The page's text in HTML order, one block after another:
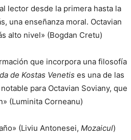
lector desde la primera hasta la
una enseñanza moral. Octavian
alto nivel» (Bogdan Cretu)
que incorpora una filosofía
de Kostas Venetis es una de las
para Octavian Soviany, que
(Luminita Corneanu)
(Liviu Antonesei, Mozaicul)